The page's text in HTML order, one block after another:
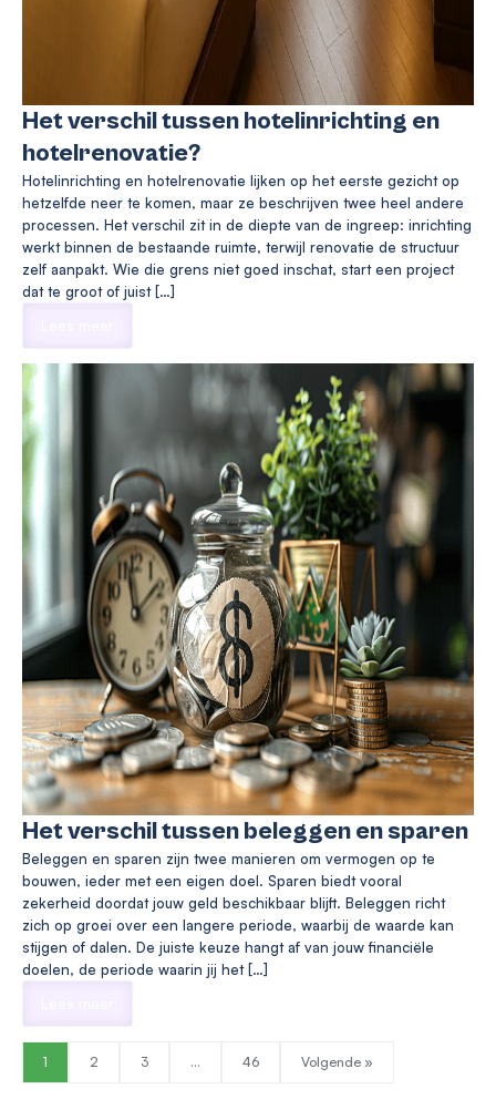
Het verschil tussen hotelinrichting en
hotelrenovatie?
Hotelinrichting en hotelrenovatie lijken op het eerste gezicht op
hetzelfde neer te komen, maar ze beschrijven twee heel andere
processen. Het verschil zit in de diepte van de ingreep: inrichting
werkt binnen de bestaande ruimte, terwijl renovatie de structuur
zelf aanpakt. Wie die grens niet goed inschat, start een project
dat te groot of juist […]
Het verschil tussen beleggen en sparen
Beleggen en sparen zijn twee manieren om vermogen op te
bouwen, ieder met een eigen doel. Sparen biedt vooral
zekerheid doordat jouw geld beschikbaar blijft. Beleggen richt
zich op groei over een langere periode, waarbij de waarde kan
stijgen of dalen. De juiste keuze hangt af van jouw financiële
doelen, de periode waarin jij het […]
1 2 3 … 46 Volgende »